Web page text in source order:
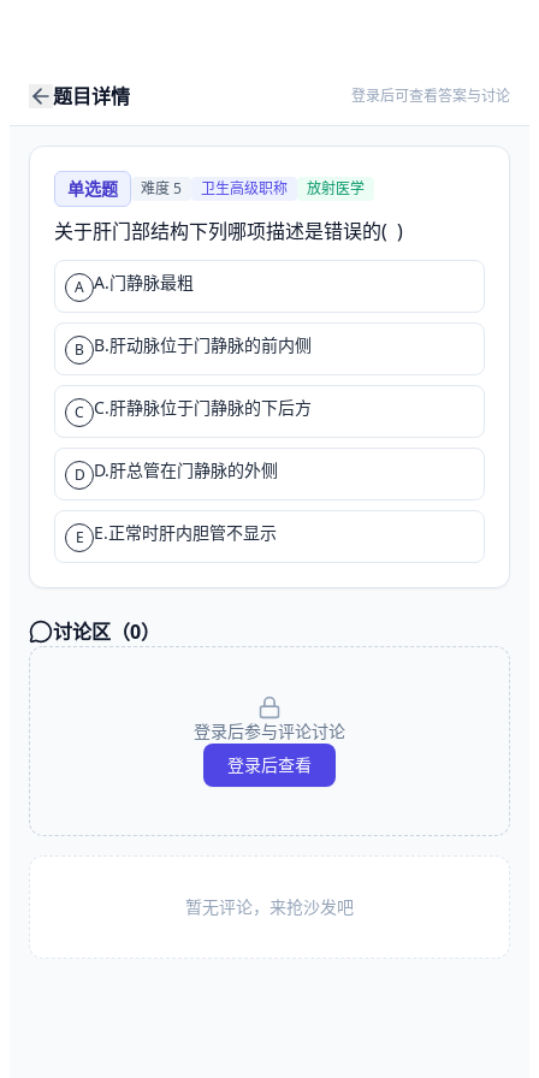
题目详情 登录后可查看答案与讨论
单选题 难度5 卫生高级职称 放射医学
关于肝门部结构下列哪项描述是错误的(  )
A A.门静脉最粗
B B.肝动脉位于门静脉的前内侧
C C.肝静脉位于门静脉的下后方
D D.肝总管在门静脉的外侧
E E.正常时肝内胆管不显示
讨论区（0）
登录后参与评论讨论
登录后查看
暂无评论，来抢沙发吧